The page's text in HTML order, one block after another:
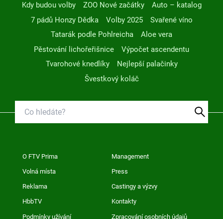
Kdy budou volby
ZOO Nové začátky
Auto – katalog
7 pádů Honzy Dědka
Volby 2025
Svařené víno
Tatarák podle Pohlreicha
Aloe vera
Pěstování lichořeřišnice
Výpočet ascendentu
Tvarohové knedlíky
Nejlepší palačinky
Švestkový koláč
O FTV Prima Management
Volná místa Press
Reklama Castingy a výzvy
HbbTV Kontakty
Podmínky užívání Zpracování osobních údajů